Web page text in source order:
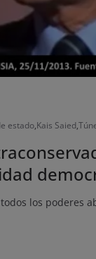
estado,Kais Saied,
los poderes